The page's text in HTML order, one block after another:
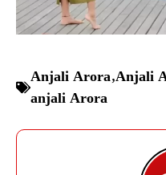
Anjali Arora,Anjali
anjali Arora